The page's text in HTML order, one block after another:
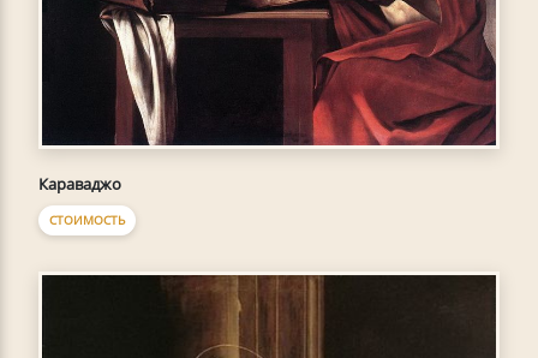
Караваджо
СТОИМОСТЬ